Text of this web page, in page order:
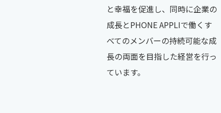
と幸福を促進し、同時に企業の
成長とPHONE APPLIで働くす
べてのメンバーの持続可能な成
長の両面を目指した経営を行っ
ています。